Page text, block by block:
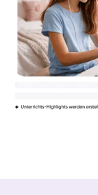
Yuna
Klavier / Piano
Camilla
Klavier / Piano
Negin
Klavier / Piano
Katarzyna
Klavier / Piano